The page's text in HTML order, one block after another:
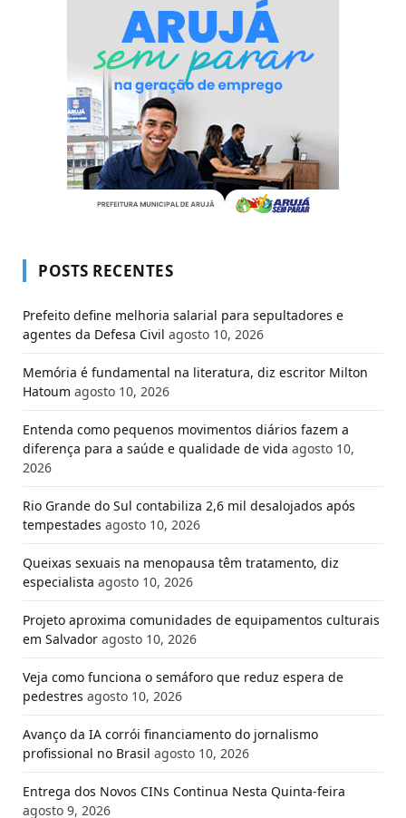
POSTS RECENTES
Prefeito define melhoria salarial para sepultadores e
agentes da Defesa Civil agosto 10, 2026
Memória é fundamental na literatura, diz escritor Milton
Hatoum agosto 10, 2026
Entenda como pequenos movimentos diários fazem a
diferença para a saúde e qualidade de vida agosto 10,
2026
Rio Grande do Sul contabiliza 2,6 mil desalojados após
tempestades agosto 10, 2026
Queixas sexuais na menopausa têm tratamento, diz
especialista agosto 10, 2026
Projeto aproxima comunidades de equipamentos culturais
em Salvador agosto 10, 2026
Veja como funciona o semáforo que reduz espera de
pedestres agosto 10, 2026
Avanço da IA corrói financiamento do jornalismo
profissional no Brasil agosto 10, 2026
Entrega dos Novos CINs Continua Nesta Quinta-feira
agosto 9, 2026